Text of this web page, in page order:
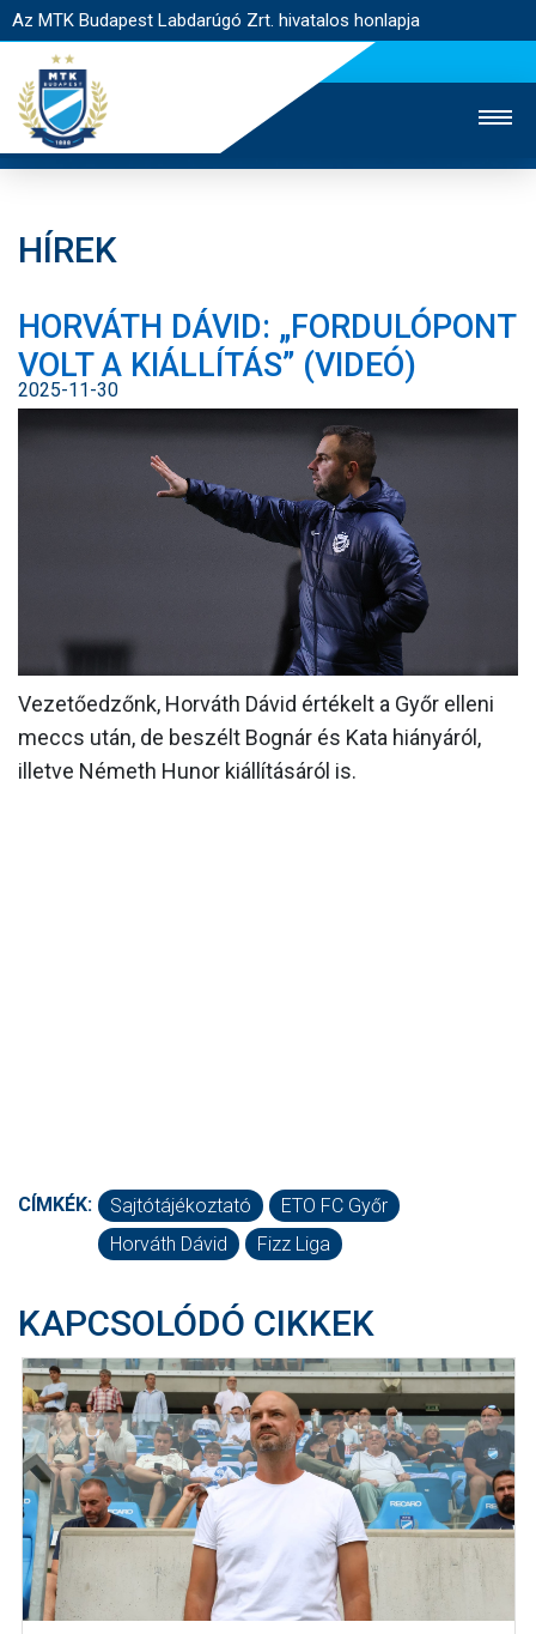
Az MTK Budapest Labdarúgó Zrt. hivatalos honlapja
JEGYÉRTÉKESÍTÉS
WEBSHOP
STADION
EGYESÜLET
KAPCSOLAT
NYITÓLAP
HÍREK
CSAPATOK
MÉRKŐZÉSEK
KLUB
GALÉRIA
SZURKOLÓI ÉLMÉNYEK
AKKREDITÁCIÓ
HÍREK
HORVÁTH DÁVID: „FORDULÓPONT
VOLT A KIÁLLÍTÁS” (VIDEÓ)
2025-11-30
Vezetőedzőnk, Horváth Dávid értékelt a Győr elleni
meccs után, de beszélt Bognár és Kata hiányáról,
illetve Németh Hunor kiállításáról is.
CÍMKÉK: Sajtótájékoztató
ETO FC Győr
Horváth Dávid
Fizz Liga
KAPCSOLÓDÓ CIKKEK